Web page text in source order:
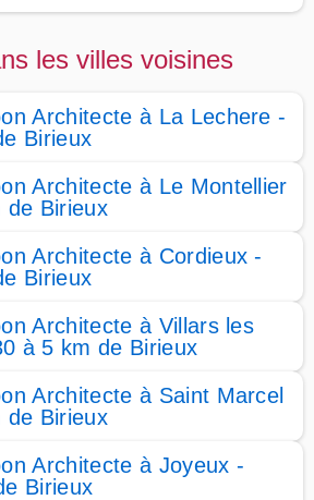
les villes voisines
Architecte à La Lechere -
Birieux
Architecte à Le Montellier
de Birieux
Architecte à Cordieux -
Birieux
Architecte à Villars les
à 5 km de Birieux
Architecte à Saint Marcel
de Birieux
Architecte à Joyeux -
Birieux